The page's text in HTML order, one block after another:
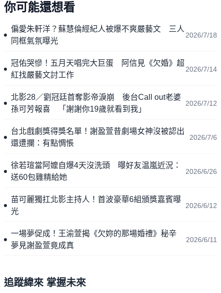
你可能還想看
偏愛朱軒洋？蘇慧倫經紀人被爆不爽嚴藝文 三人
同框氣氛曝光
2026/7/18
冠佑哭慘！五月天唱完大巨蛋 阿信見《欠婚》超
紅找嚴藝文討工作
2026/7/14
北影28／劉冠廷首奪影帝淚崩 後台Call out老婆
孫可芳報喜 「謝謝你19歲就看到我」
2026/7/12
台北戲劇獎得獎名單！謝盈萱昔劇場女神沒被認出
還遭攔：有點惆悵
2026/7/6
徐若瑄當阿嬤自爆4天沒洗頭 曝好友温嵐近況：
送60包雞精給她
2026/6/26
苗可麗獨扛北影主持人！首波豪華6組頒獎嘉賓曝
光
2026/6/12
一場夢促成！王渝萱揭《欠妳的那場婚禮》秘辛
夢見謝盈萱竟成真
2026/6/11
追蹤緯來 掌握未來